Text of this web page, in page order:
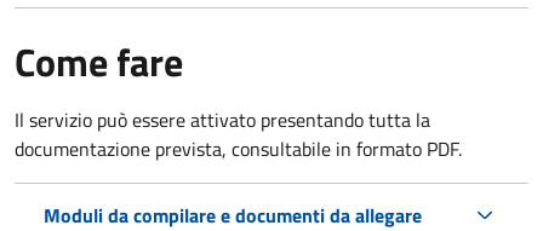
Come fare
Il servizio può essere attivato presentando tutta la
documentazione prevista, consultabile in formato PDF.
Moduli da compilare e documenti da allegare